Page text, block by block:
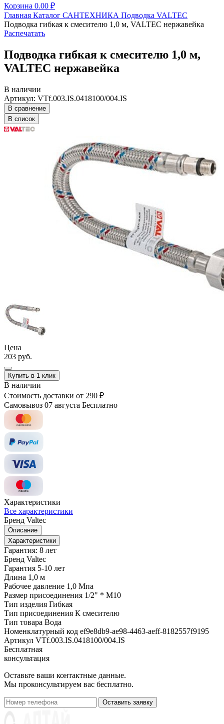
Корзина 0.00 ₽
Главная Каталог САНТЕХНИКА Подводка VALTEC
Подводка гибкая к смесителю 1,0 м, VALTEC нержавейка
Распечатать
Подводка гибкая к смесителю 1,0 м,
VALTEC нержавейка
В наличии
Артикул: VTf.003.IS.0418100/004.IS
В сравнение
В список
Цена
203 руб.
Купить в 1 клик
В наличии
Стоимость доставки от 290 ₽
Самовывоз 07 августа Бесплатно
Характеристики
Все характеристики
Бренд Valtec
Описание
Характеристики
Гарантия: 8 лет
Бренд Valtec
Гарантия 5-10 лет
Длина 1,0 м
Рабочее давление 1,0 Мпа
Размер присоединения 1/2" * М10
Тип изделия Гибкая
Тип присоединения К смесителю
Тип товара Вода
Номенклатурный код ef9e8db9-ae98-4463-aeff-8182557f9195
Артикул VTf.003.IS.0418100/004.IS
Бесплатная
консультация
Оставьте ваши контактные данные.
Мы проконсультируем вас бесплатно.
Оставить заявку